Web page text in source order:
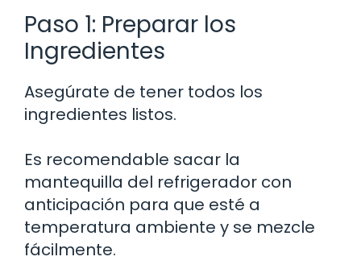
Paso 1: Preparar los
Ingredientes
Asegúrate de tener todos los
ingredientes listos.
Es recomendable sacar la
mantequilla del refrigerador con
anticipación para que esté a
temperatura ambiente y se mezcle
fácilmente.